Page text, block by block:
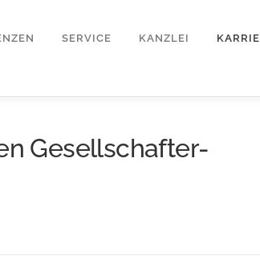
SERVICE KANZLEI
Gesellschafter-